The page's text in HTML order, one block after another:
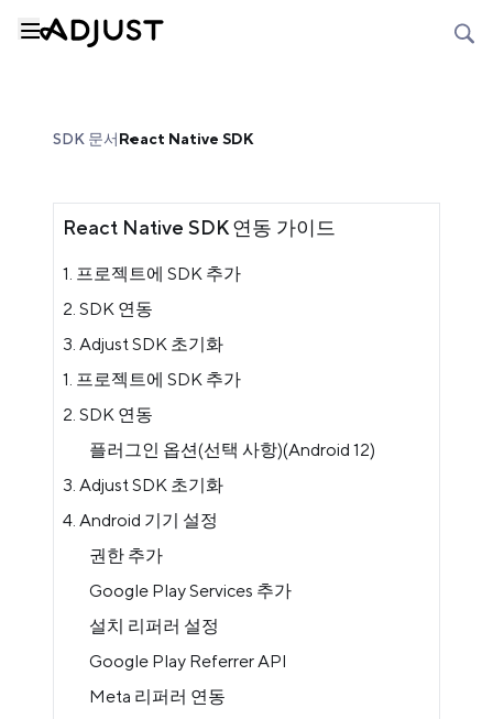
SDK 문서React Native SDK
React Native SDK 연동 가이드
1. 프로젝트에 SDK 추가
2. SDK 연동
3. Adjust SDK 초기화
1. 프로젝트에 SDK 추가
2. SDK 연동
플러그인 옵션(선택 사항)(Android 12)
3. Adjust SDK 초기화
4. Android 기기 설정
권한 추가
Google Play Services 추가
설치 리퍼러 설정
Google Play Referrer API
Meta 리퍼러 연동